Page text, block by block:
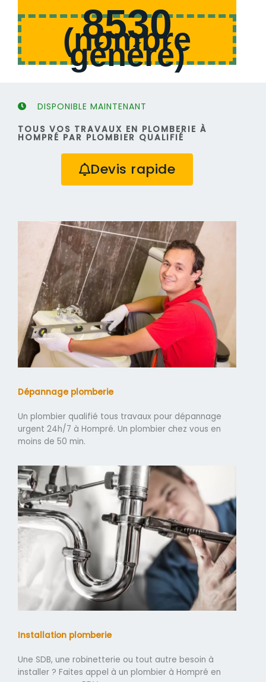
8530
(nombre
généré)
DISPONIBLE MAINTENANT
TOUS VOS TRAVAUX EN PLOMBERIE À
HOMPRÉ PAR PLOMBIER QUALIFIÉ
Devis rapide
Dépannage plomberie
Un plombier qualifié tous travaux pour dépannage
urgent 24h/7 à Hompré. Un plombier chez vous en
moins de 50 min.
Installation plomberie
Une SDB, une robinetterie ou tout autre besoin à
installer ? Faites appel à un plombier à Hompré en